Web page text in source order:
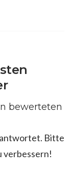
bewerteten
Bitte
verbessern!